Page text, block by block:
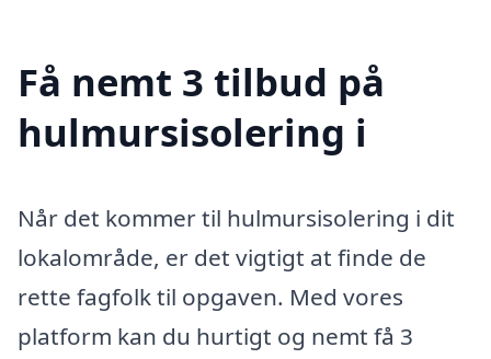
Få nemt 3 tilbud på
hulmursisolering i
Når det kommer til hulmursisolering i dit
lokalområde, er det vigtigt at finde de
rette fagfolk til opgaven. Med vores
platform kan du hurtigt og nemt få 3